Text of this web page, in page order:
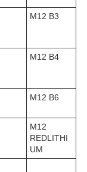
M12 B3
M12 B4
M12 B6
M12
REDLITHI
UM